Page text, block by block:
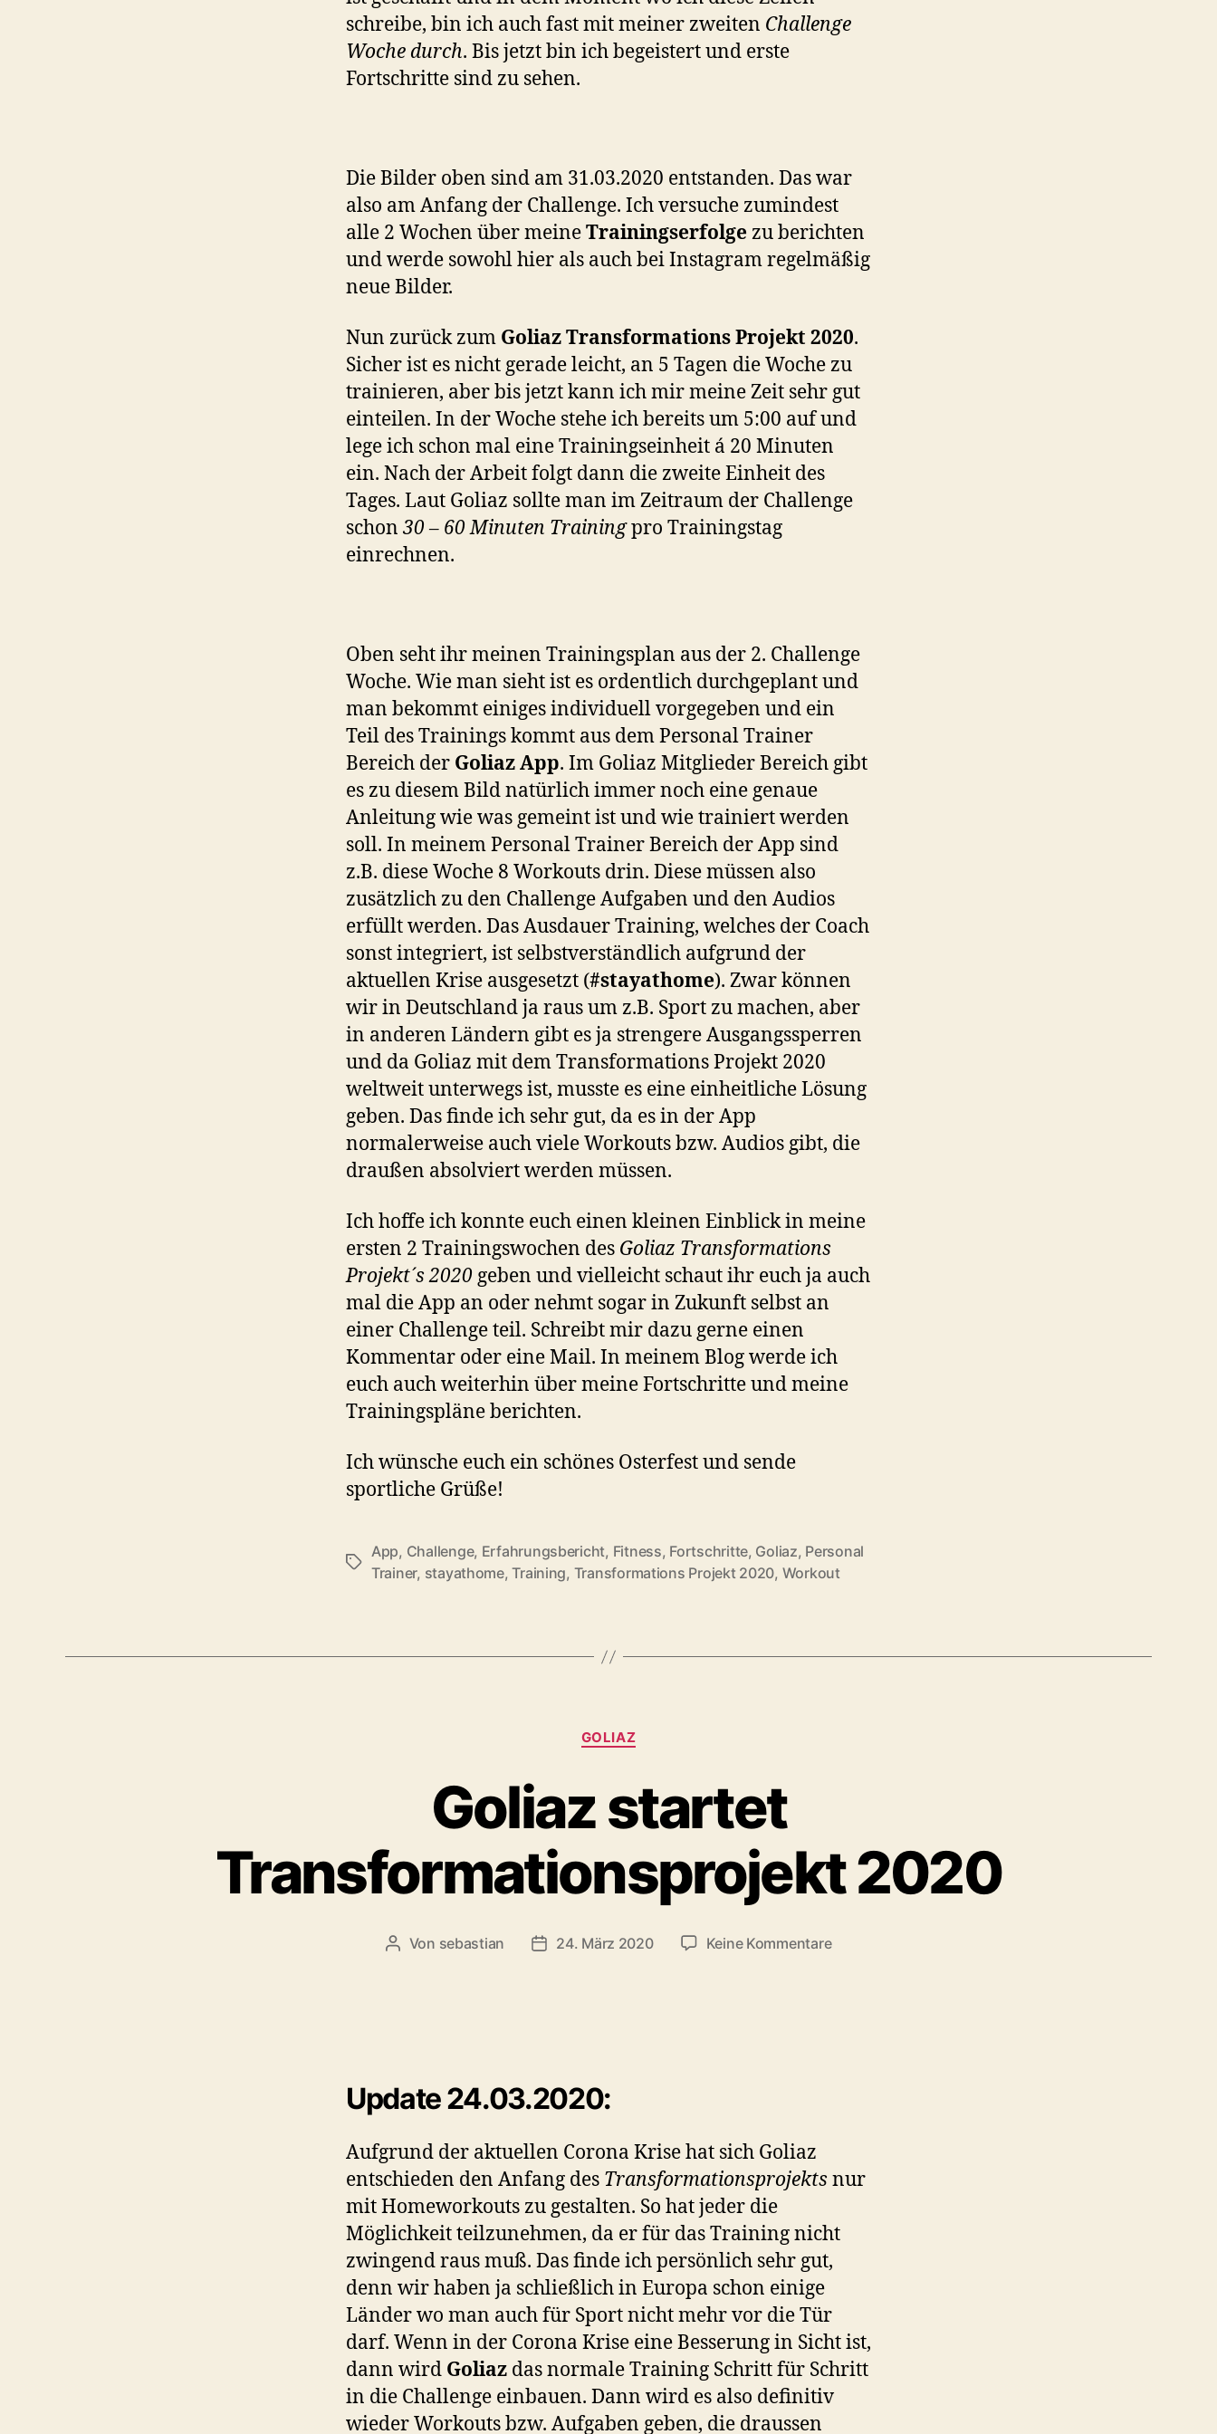
schreibe, bin ich auch fast mit meiner zweiten Challenge
Woche durch. Bis jetzt bin ich begeistert und erste
Fortschritte sind zu sehen.
Die Bilder oben sind am 31.03.2020 entstanden. Das war
also am Anfang der Challenge. Ich versuche zumindest
alle 2 Wochen über meineTrainingserfolgezu berichten
und werde sowohl hier als auch bei Instagram regelmäßig
neue Bilder.
Nun zurück zum Goliaz Transformations Projekt 2020.
Sicher ist es nicht gerade leicht, an 5 Tagen die Woche zu
trainieren, aber bis jetzt kann ich mir meine Zeit sehr gut
einteilen. In der Woche stehe ich bereits um 5:00 auf und
lege ich schon mal eine Trainingseinheit á 20 Minuten
ein. Nach der Arbeit folgt dann die zweite Einheit des
Tages. Laut Goliaz sollte man im Zeitraum der Challenge
schon 30 – 60 Minuten Trainingpro Trainingstag
einrechnen.
Oben seht ihr meinen Trainingsplan aus der 2. Challenge
Woche. Wie man sieht ist es ordentlich durchgeplant und
man bekommt einiges individuell vorgegeben und ein
Teil des Trainings kommt aus dem Personal Trainer
Bereich der Goliaz App. Im Goliaz Mitglieder Bereich gibt
es zu diesem Bild natürlich immer noch eine genaue
Anleitung wie was gemeint ist und wie trainiert werden
soll. In meinem Personal Trainer Bereich der App sind
z.B. diese Woche 8 Workouts drin. Diese müssen also
zusätzlich zu den Challenge Aufgaben und den Audios
erfüllt werden. Das Ausdauer Training, welches der Coach
sonst integriert, ist selbstverständlich aufgrund der
aktuellen Krise ausgesetzt (#stayathome). Zwar können
wir in Deutschland ja raus um z.B. Sport zu machen, aber
in anderen Ländern gibt es ja strengere Ausgangssperren
und da Goliaz mit dem Transformations Projekt 2020
weltweit unterwegs ist, musste es eine einheitliche Lösung
geben. Das finde ich sehr gut, da es in der App
normalerweise auch viele Workouts bzw. Audios gibt, die
draußen absolviert werden müssen.
Ich hoffe ich konnte euch einen kleinen Einblick in meine
ersten 2 Trainingswochen des Goliaz Transformations
Projekt´s 2020 geben und vielleicht schaut ihr euch ja auch
mal die App an oder nehmt sogar in Zukunft selbst an
einer Challenge teil. Schreibt mir dazu gerne einen
Kommentar oder eine Mail. In meinem Blog werde ich
euch auch weiterhin über meine Fortschritte und meine
Trainingspläne berichten.
Ich wünsche euch ein schönes Osterfest und sende
sportliche Grüße!
Schlagwörter
App, Challenge, Erfahrungsbericht, Fitness, Fortschritte, Goliaz, Personal
Trainer, stayathome,Training, Transformations Projekt 2020, Workout
Kategorien
GOLIAZ
Goliaz startet
Transformationsprojekt 2020
Beitragsautor
Von sebastian Beitragsdatum
24. März 2020 Keine Kommentarezu
Update 24.03.2020:
Aufgrund der aktuellen Corona Krise hat sich Goliaz
entschieden den Anfang des Transformationsprojekts nur
mit Homeworkouts zu gestalten. So hat jeder die
Möglichkeit teilzunehmen, da er für das Training nicht
zwingend raus muß. Das finde ich persönlich sehr gut,
denn wir haben ja schließlich in Europa schon einige
Länder wo man auch für Sport nicht mehr vor die Tür
darf. Wenn in der Corona Krise eine Besserung in Sicht ist,
dann wird Goliaz das normale Training Schritt für Schritt
in die Challenge einbauen. Dann wird es also definitiv
wieder Workouts bzw. Aufgaben geben, die draussen